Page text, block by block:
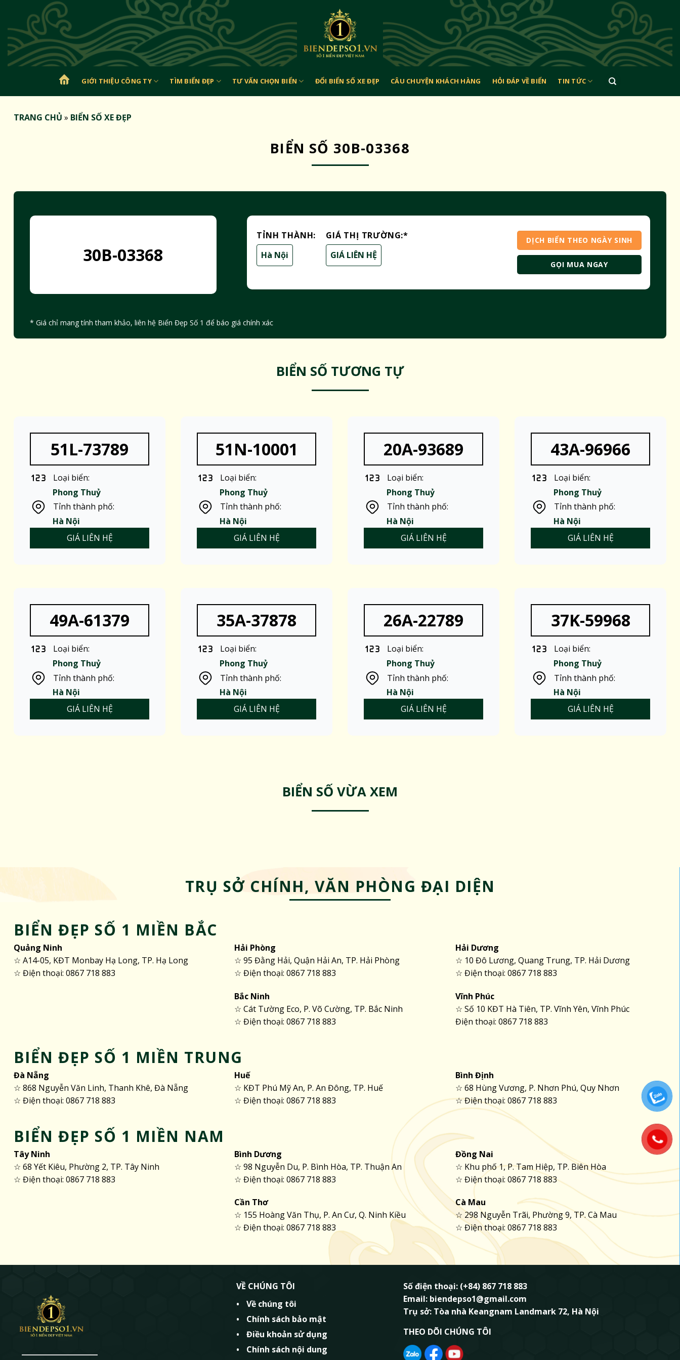
nội
dung
TRANGGIỚI THIỆU CÔNG TY TÌM BIỂN ĐẸP TƯ VẤN CHỌN BIỂN ĐỔI BIỂN SỐ XE ĐẸP CÂU CHUYỆN KHÁCH HÀNG HỎI ĐÁP VỀ BIỂN TIN TỨC
TRANG CHỦ » BIỂN SỐ XE ĐẸP
BIỂN SỐ 30B-03368
30B-03368
TỈNH THÀNH:
Hà Nội
GIÁ THỊ TRƯỜNG:*
GIÁ LIÊN HỆ
DỊCH BIỂN THEO NGÀY SINH
GỌI MUA NGAY
* Giá chỉ mang tính tham khảo, liên hệ Biển Đẹp Số 1 để báo giá chính xác
BIỂN SỐ TƯƠNG TỰ
51L-73789
Loại biển:
Phong Thuỷ
Tỉnh thành phố:
Hà Nội
GIÁ LIÊN HỆ
51N-10001
Loại biển:
Phong Thuỷ
Tỉnh thành phố:
Hà Nội
GIÁ LIÊN HỆ
20A-93689
Loại biển:
Phong Thuỷ
Tỉnh thành phố:
Hà Nội
GIÁ LIÊN HỆ
43A-96966
Loại biển:
Phong Thuỷ
Tỉnh thành phố:
Hà Nội
GIÁ LIÊN HỆ
49A-61379
Loại biển:
Phong Thuỷ
Tỉnh thành phố:
Hà Nội
GIÁ LIÊN HỆ
35A-37878
Loại biển:
Phong Thuỷ
Tỉnh thành phố:
Hà Nội
GIÁ LIÊN HỆ
26A-22789
Loại biển:
Phong Thuỷ
Tỉnh thành phố:
Hà Nội
GIÁ LIÊN HỆ
37K-59968
Loại biển:
Phong Thuỷ
Tỉnh thành phố:
Hà Nội
GIÁ LIÊN HỆ
BIỂN SỐ VỪA XEM
TRỤ SỞ CHÍNH, VĂN PHÒNG ĐẠI DIỆN
BIỂN ĐẸP SỐ 1 MIỀN BẮC
Quảng Ninh
☆ A14-05, KĐT Monbay Hạ Long, TP. Hạ Long
☆ Điện thoại: 0867 718 883
Hải Phòng
☆ 95 Đằng Hải, Quận Hải An, TP. Hải Phòng
☆ Điện thoại: 0867 718 883
Bắc Ninh
☆ Cát Tường Eco, P. Võ Cường, TP. Bắc Ninh
☆ Điện thoại: 0867 718 883
Hải Dương
☆ 10 Đô Lương, Quang Trung, TP. Hải Dương
☆ Điện thoại: 0867 718 883
Vĩnh Phúc
☆ Số 10 KĐT Hà Tiên, TP. Vĩnh Yên, Vĩnh Phúc
Điện thoại: 0867 718 883
BIỂN ĐẸP SỐ 1 MIỀN TRUNG
Đà Nẵng
☆ 868 Nguyễn Văn Linh, Thanh Khê, Đà Nẵng
☆ Điện thoại: 0867 718 883
Huế
☆ KĐT Phú Mỹ An, P. An Đông, TP. Huế
☆ Điện thoại: 0867 718 883
Bình Định
☆ 68 Hùng Vương, P. Nhơn Phú, Quy Nhơn
☆ Điện thoại: 0867 718 883
BIỂN ĐẸP SỐ 1 MIỀN NAM
Tây Ninh
☆ 68 Yết Kiêu, Phường 2, TP. Tây Ninh
☆ Điện thoại: 0867 718 883
Bình Dương
☆ 98 Nguyễn Du, P. Bình Hòa, TP. Thuận An
☆ Điện thoại: 0867 718 883
Cần Thơ
☆ 155 Hoàng Văn Thụ, P. An Cư, Q. Ninh Kiều
☆ Điện thoại: 0867 718 883
Đồng Nai
☆ Khu phố 1, P. Tam Hiệp, TP. Biên Hòa
☆ Điện thoại: 0867 718 883
Cà Mau
☆ 298 Nguyễn Trãi, Phường 9, TP. Cà Mau
☆ Điện thoại: 0867 718 883
VỀ CHÚNG TÔI
Về chúng tôi
Chính sách bảo mật
Điều khoản sử dụng
Chính sách nội dung
Số điện thoại: (+84) 867 718 883
Email: biendepso1@gmail.com
Trụ sở: Tòa nhà Keangnam Landmark 72, Hà Nội
THEO DÕI CHÚNG TÔI